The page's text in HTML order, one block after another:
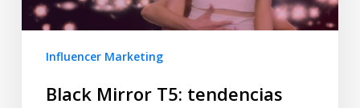
Influencer Marketing
Black Mirror T5: tendencias